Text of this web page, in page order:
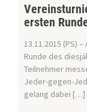
ersten
13.11.2015 (PS)
Runde des
Teilnehmer
Jeder-gegen-
gelang dabei […]